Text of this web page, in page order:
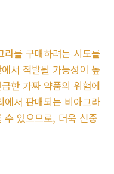
라를 구매하려는 시도를
서 적발될 가능성이 높
한 가짜 약품의 위험에
서 판매되는 비아그라
수 있으므로, 더욱 신중